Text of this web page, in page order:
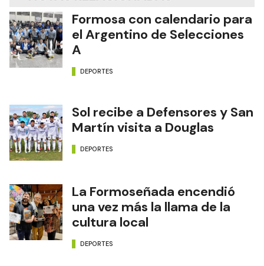
Formosa con calendario para
el Argentino de Selecciones
A
DEPORTES
Sol recibe a Defensores y San
Martín visita a Douglas
DEPORTES
La Formoseñada encendió
una vez más la llama de la
cultura local
DEPORTES